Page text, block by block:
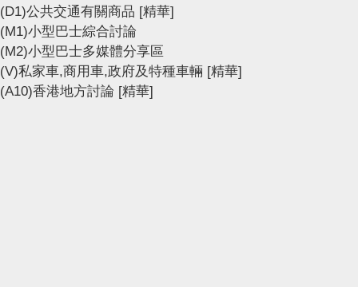
(D1)公共交通有關商品 [精華]
(M1)小型巴士綜合討論
(M2)小型巴士多媒體分享區
(V)私家車,商用車,政府及特種車輛 [精華]
(A10)香港地方討論 [精華]